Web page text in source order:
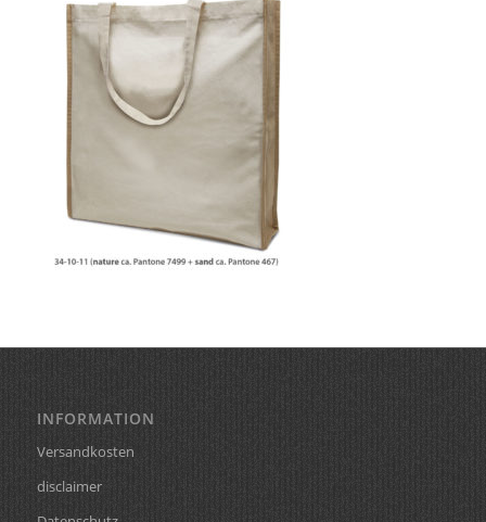
INFORMATION
Versandkosten
disclaimer